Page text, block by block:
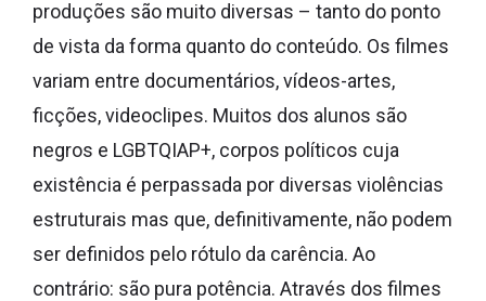
produções são muito diversas – tanto do ponto
de vista da forma quanto do conteúdo. Os filmes
variam entre documentários, vídeos-artes,
ficções, videoclipes. Muitos dos alunos são
negros e LGBTQIAP+, corpos políticos cuja
existência é perpassada por diversas violências
estruturais mas que, definitivamente, não podem
ser definidos pelo rótulo da carência. Ao
contrário: são pura potência. Através dos filmes